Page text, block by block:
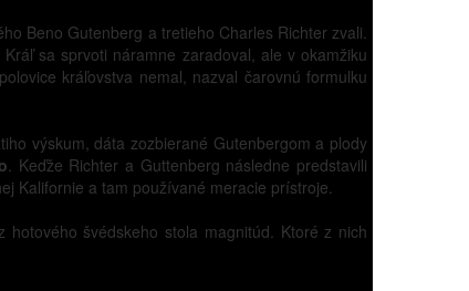
Beno Gutenberg a tretieho Charles Richter zvali.
sa sprvoti náramne zaradoval, ale v okamžiku
kráľovstva nemal, nazval čarovnú formulku
výskum, dáta zozbierané Gutenbergom a plody
. Keďže Richter a Guttenberg následne predstavili
Kalifornie a tam používané meracie prístroje.
švédskeho stola magnitúd. Ktoré z nich